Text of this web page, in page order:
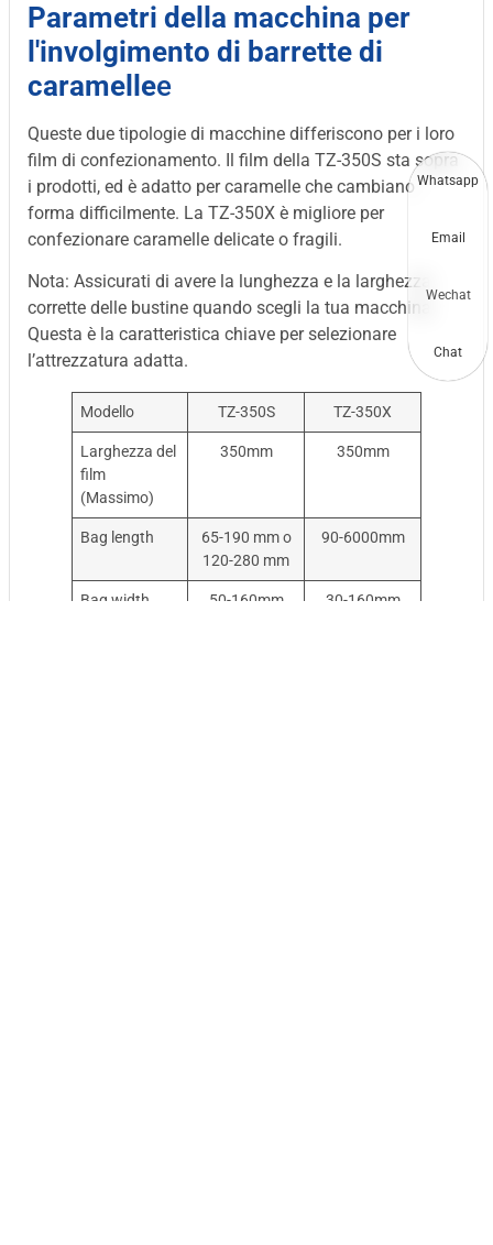
Parametri della macchina per
l'involgimento di barrette di
caramellee
Queste due tipologie di macchine differiscono per i loro
film di confezionamento. Il film della TZ-350S sta sopra
i prodotti, ed è adatto per caramelle che cambiano
forma difficilmente. La TZ-350X è migliore per
confezionare caramelle delicate o fragili.
Nota: Assicurati di avere la lunghezza e la larghezza
corrette delle bustine quando scegli la tua macchina.
Questa è la caratteristica chiave per selezionare
l’attrezzatura adatta.
Modello TZ-350S TZ-350X
Larghezza del
film
(Massimo)
350mm 350mm
Bag length
65-190 mm o
120-280 mm
90-6000mm
Bag width 50-160mm 30-160mm
Whatsapp
Email
Wechat
Chat